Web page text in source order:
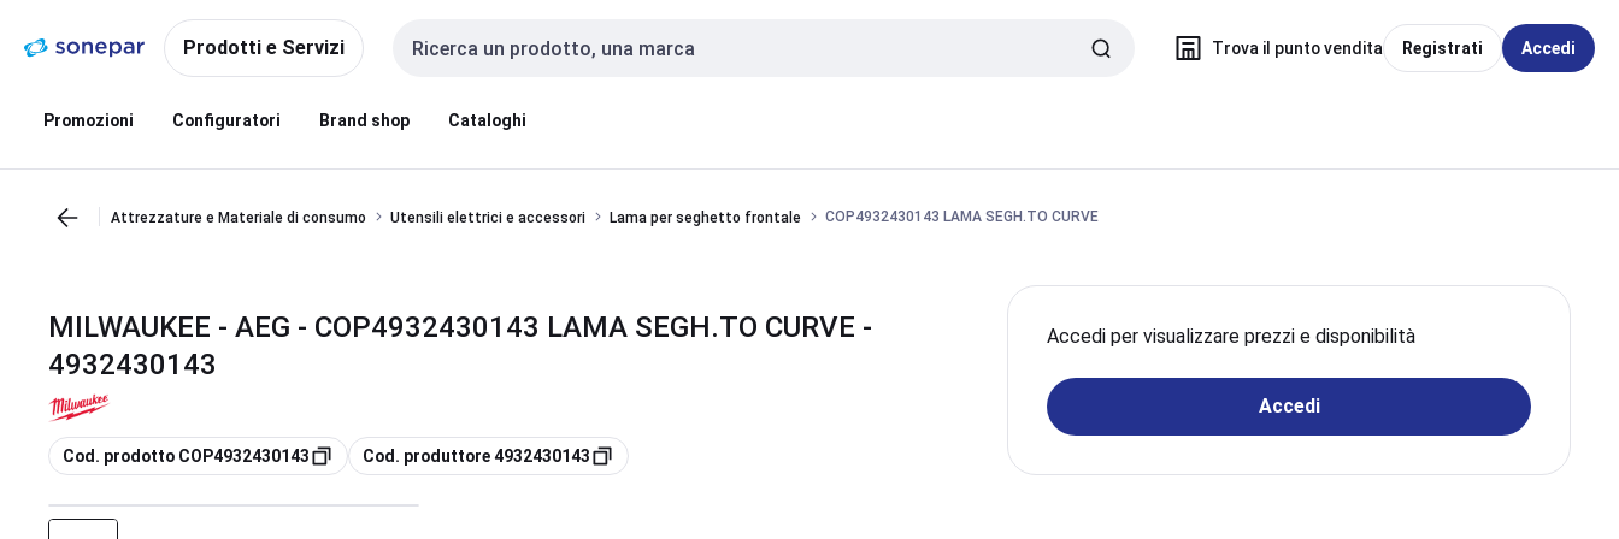
navigazionealla
Prodotti e Servizi
Cerca input
Trova il punto vendita Registrati Accedi
Promozioni Configuratori Brand shop Cataloghi
Attrezzature e Materiale di consumo Utensili elettrici e accessori Lama per seghetto frontale COP4932430143 LAMA SEGH.TO CURVE
MILWAUKEE - AEG - COP4932430143 LAMA SEGH.TO CURVE -
4932430143
copia
Cod. prodotto COP4932430143 copia
Cod. produttore 4932430143
Accedi per visualizzare prezzi e disponibilità
Accedi